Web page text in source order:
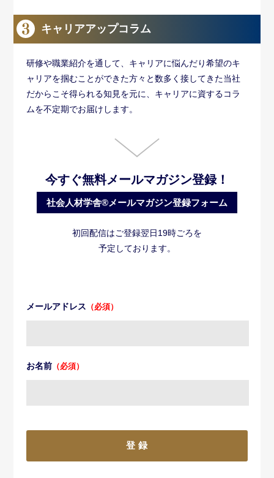
キャリアアップコラム
研修や職業紹介を通して、キャリアに悩んだり希望のキ
ャリアを掴むことができた方々と数多く接してきた当社
だからこそ得られる知見を元に、キャリアに資するコラ
ムを不定期でお届けします。
今すぐ無料メールマガジン登録！
社会人材学舎®メールマガジン登録フォーム
初回配信はご登録翌日19時ごろを
予定しております。
メールアドレス （必須）
お名前（必須）